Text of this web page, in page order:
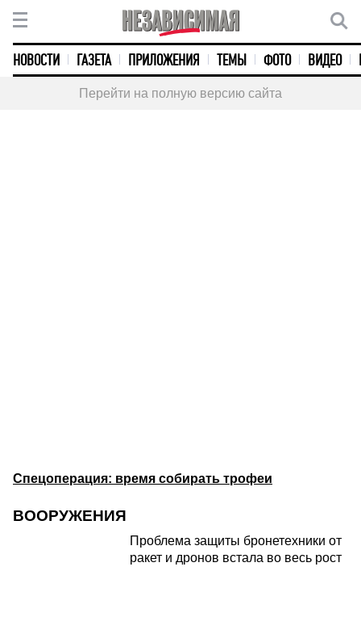
НОВОСТИ ГАЗЕТА ПРИЛОЖЕНИЯ ТЕМЫ ФОТО ВИДЕО
Перейти на полную версию сайта
Спецоперация: время собирать трофеи
ВООРУЖЕНИЯ
Проблема защиты бронетехники от
ракет и дронов встала во весь рост